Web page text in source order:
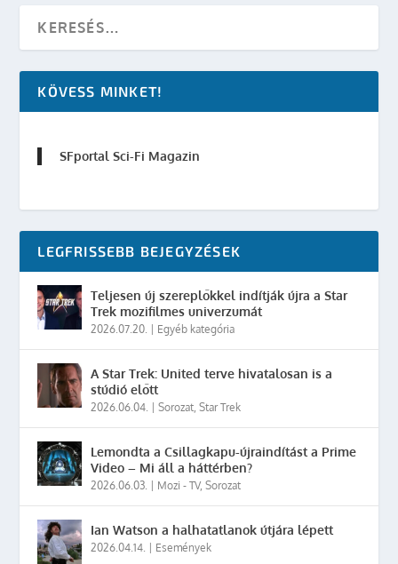
KÖVESS MINKET!
SFportal Sci-Fi Magazin
LEGFRISSEBB BEJEGYZÉSEK
Teljesen új szereplőkkel indítják újra a Star
Trek mozifilmes univerzumát
2026.07.20. Egyéb kategória
A Star Trek: United terve hivatalosan is a
stúdió előtt
2026.06.04. |Sorozat,Star Trek
Lemondta a Csillagkapu-újraindítást a Prime
Video – Mi áll a háttérben?
2026.06.03. Mozi - TV,Sorozat
Ian Watson a halhatatlanok útjára lépett
2026.04.14. Események